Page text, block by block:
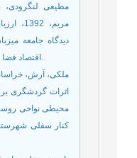
مریم،
دیدگاه جامعه
اقتصاد فضا و توسعه روستایی، شماره چهارم.
اثرات گردشگری بر
محیطی نواحی
کنار سفلی